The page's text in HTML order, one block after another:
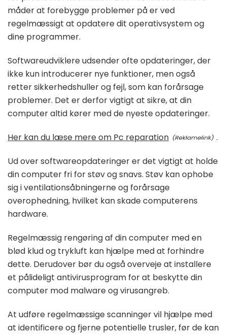
måder at forebygge problemer på er ved
regelmæssigt at opdatere dit operativsystem og
dine programmer.
Softwareudviklere udsender ofte opdateringer, der
ikke kun introducerer nye funktioner, men også
retter sikkerhedshuller og fejl, som kan forårsage
problemer. Det er derfor vigtigt at sikre, at din
computer altid kører med de nyeste opdateringer.
Her kan du læse mere om Pc reparation .
Ud over softwareopdateringer er det vigtigt at holde
din computer fri for støv og snavs. Støv kan ophobe
sig i ventilationsåbningerne og forårsage
overophedning, hvilket kan skade computerens
hardware.
Regelmæssig rengøring af din computer med en
blød klud og trykluft kan hjælpe med at forhindre
dette. Derudover bør du også overveje at installere
et pålideligt antivirusprogram for at beskytte din
computer mod malware og virusangreb.
At udføre regelmæssige scanninger vil hjælpe med
at identificere og fjerne potentielle trusler, før de kan